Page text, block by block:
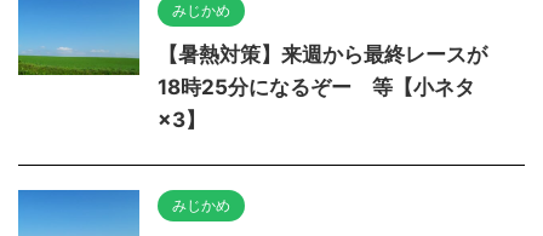
みじかめ
【暑熱対策】来週から最終レースが
18時25分になるぞー 等【小ネタ
×3】
みじかめ